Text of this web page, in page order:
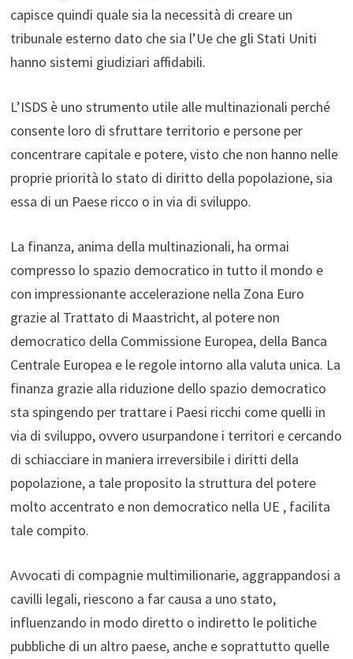
capisce quindi quale sia la necessità di creare un
tribunale esterno dato che sia l’Ue che gli Stati Uniti
hanno sistemi giudiziari affidabili.
L’ISDS è uno strumento utile alle multinazionali perché
consente loro di sfruttare territorio e persone per
concentrare capitale e potere, visto che non hanno nelle
proprie priorità lo stato di diritto della popolazione, sia
essa di un Paese ricco o in via di sviluppo.
La finanza, anima della multinazionali, ha ormai
compresso lo spazio democratico in tutto il mondo e
con impressionante accelerazione nella Zona Euro
grazie al Trattato di Maastricht, al potere non
democratico della Commissione Europea, della Banca
Centrale Europea e le regole intorno alla valuta unica. La
finanza grazie alla riduzione dello spazio democratico
sta spingendo per trattare i Paesi ricchi come quelli in
via di sviluppo, ovvero usurpandone i territori e cercando
di schiacciare in maniera irreversibile i diritti della
popolazione, a tale proposito la struttura del potere
molto accentrato e non democratico nella UE , facilita
tale compito.
Avvocati di compagnie multimilionarie, aggrappandosi a
cavilli legali, riescono a far causa a uno stato,
influenzando in modo diretto o indiretto le politiche
pubbliche di un altro paese, anche e soprattutto quelle